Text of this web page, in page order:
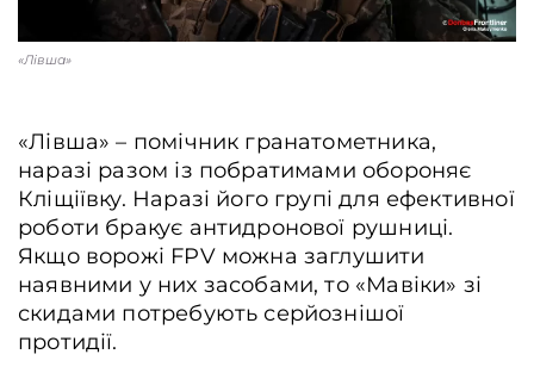
«Лівша»
«Лівша» – помічник гранатометника,
наразі разом із побратимами обороняє
Кліщіївку. Наразі його групі для ефективної
роботи бракує антидронової рушниці.
Якщо ворожі FPV можна заглушити
наявними у них засобами, то «Мавіки» зі
скидами потребують серйознішої
протидії.